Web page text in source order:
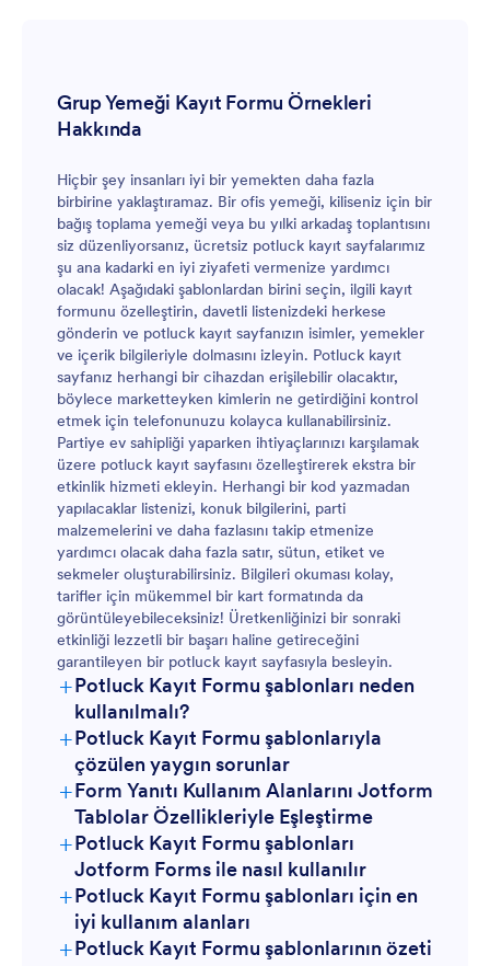
Grup Yemeği Kayıt Formu Örnekleri
Hakkında
Hiçbir şey insanları iyi bir yemekten daha fazla
birbirine yaklaştıramaz. Bir ofis yemeği, kiliseniz için bir
bağış toplama yemeği veya bu yılki arkadaş toplantısını
siz düzenliyorsanız, ücretsiz potluck kayıt sayfalarımız
şu ana kadarki en iyi ziyafeti vermenize yardımcı
olacak! Aşağıdaki şablonlardan birini seçin, ilgili kayıt
formunu özelleştirin, davetli listenizdeki herkese
gönderin ve potluck kayıt sayfanızın isimler, yemekler
ve içerik bilgileriyle dolmasını izleyin. Potluck kayıt
sayfanız herhangi bir cihazdan erişilebilir olacaktır,
böylece marketteyken kimlerin ne getirdiğini kontrol
etmek için telefonunuzu kolayca kullanabilirsiniz.
Partiye ev sahipliği yaparken ihtiyaçlarınızı karşılamak
üzere potluck kayıt sayfasını özelleştirerek ekstra bir
etkinlik hizmeti ekleyin. Herhangi bir kod yazmadan
yapılacaklar listenizi, konuk bilgilerini, parti
malzemelerini ve daha fazlasını takip etmenize
yardımcı olacak daha fazla satır, sütun, etiket ve
sekmeler oluşturabilirsiniz. Bilgileri okuması kolay,
tarifler için mükemmel bir kart formatında da
görüntüleyebileceksiniz! Üretkenliğinizi bir sonraki
etkinliği lezzetli bir başarı haline getireceğini
garantileyen bir potluck kayıt sayfasıyla besleyin.
+Potluck Kayıt Formu şablonları neden
kullanılmalı?
+Potluck Kayıt Formu şablonlarıyla
çözülen yaygın sorunlar
+Form Yanıtı Kullanım Alanlarını Jotform
Tablolar Özellikleriyle Eşleştirme
+Potluck Kayıt Formu şablonları
Jotform Forms ile nasıl kullanılır
+Potluck Kayıt Formu şablonları için en
iyi kullanım alanları
Form Sahipleri İçin:
+Potluck Kayıt Formu şablonlarının özeti